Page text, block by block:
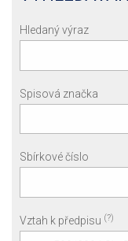
Hledaný výraz
Spisová značka
Sbírkové číslo
Vztah k předpisu (?)